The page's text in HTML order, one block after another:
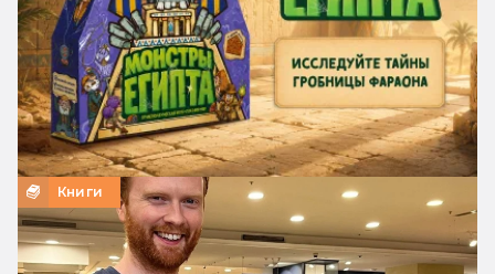
Книги